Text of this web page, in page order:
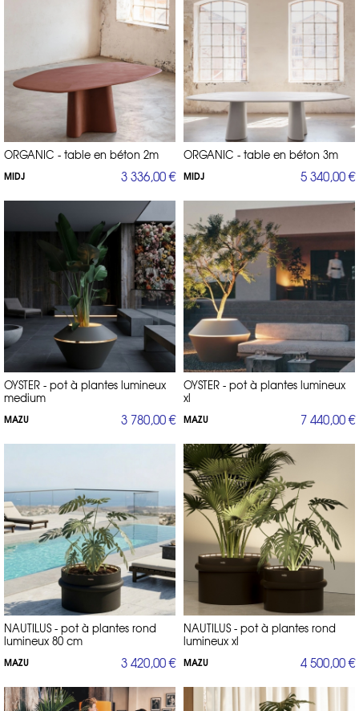
ORGANIC - table en béton 2m
MIDJ 3 336,00 €
ORGANIC - table en béton 3m
MIDJ 5 340,00 €
OYSTER - pot à plantes lumineux
medium
MAZU 3 780,00 €
OYSTER - pot à plantes lumineux
xl
MAZU 7 440,00 €
NAUTILUS - pot à plantes rond
lumineux 80 cm
MAZU 3 420,00 €
NAUTILUS - pot à plantes rond
lumineux xl
MAZU 4 500,00 €